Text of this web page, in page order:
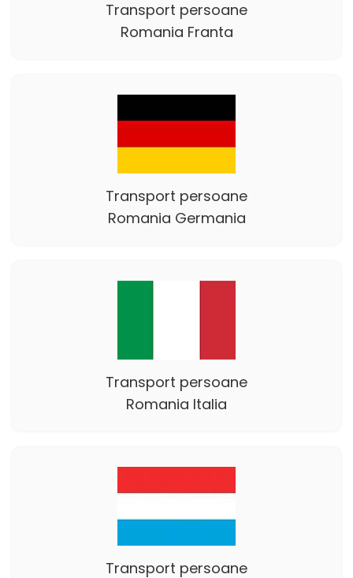
Transport persoane
Romania Franta
Transport persoane
Romania Germania
Transport persoane
Romania Italia
Transport persoane